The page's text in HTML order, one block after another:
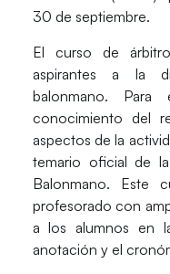
30 de septiembre.
El curso de
aspirantes a la
balonmano.
conocimiento del
aspectos de la
temario oficial de
Balonmano. Este
profesorado con
a los alumnos en
anotación y el